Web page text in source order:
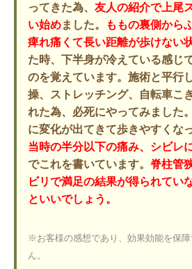
ってきた為、 友人の紹介で上尾
い始めました。
ももの裏側から
痺れ痛くて長い距離が歩けない
た時、下半身が冷えている感じ
のを覚えています。施術と平行
操、ストレッチング、自転車こ
れた為、必死にやってみました
に変化が出てきて歩きやすくな
当時の半分以下の痛み、シビレ
でこれを書いています。脊柱管
ビリで満足の結果が得られてい
といいでしょう。
※お客様の感想であり、効果効能を保
ん。